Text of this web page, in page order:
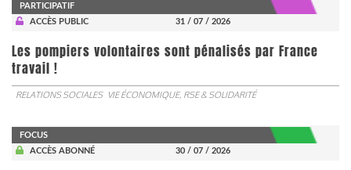
PARTICIPATIF
ACCÈS PUBLIC
31 / 07 / 2026
Les pompiers volontaires sont pénalisés par France
travail !
RELATIONS SOCIALES VIE ÉCONOMIQUE, RSE & SOLIDARITÉ
FOCUS
ACCÈS ABONNÉ
30 / 07 / 2026